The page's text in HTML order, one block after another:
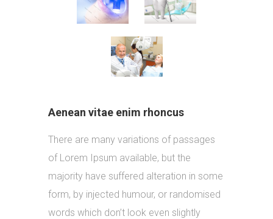
Aenean vitae enim rhoncus
There are many variations of passages
of Lorem Ipsum available, but the
majority have suffered alteration in some
form, by injected humour, or randomised
words which don’t look even slightly